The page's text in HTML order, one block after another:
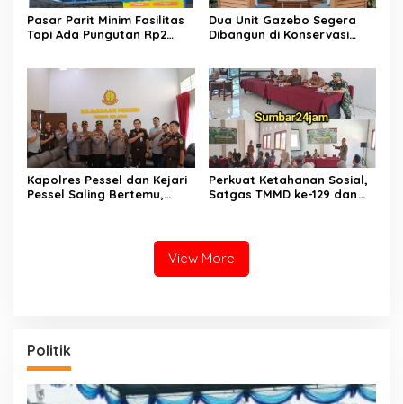
​Pasar Parit Minim Fasilitas
Tapi Ada Pungutan Rp2
Dua Unit Gazebo Segera
Dibangun di Konservasi
Kapolres Pessel dan Kejari
Pessel Saling Bertemu,
Perkuat Ketahanan Sosial,
Satgas TMMD ke-129 dan
View More
Politik